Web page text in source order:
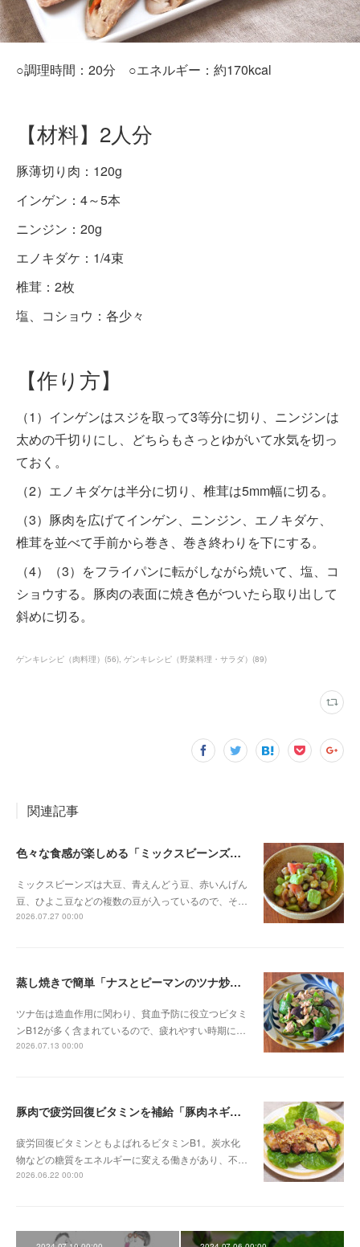
○調理時間：20分 ○エネルギー：約170kcal
【材料】2人分
豚薄切り肉：120g
インゲン：4～5本
ニンジン：20g
エノキダケ：1/4束
椎茸：2枚
塩、コショウ：各少々
【作り方】
（1）インゲンはスジを取って3等分に切り、ニンジンは
太めの千切りにし、どちらもさっとゆがいて水気を切っ
ておく。
（2）エノキダケは半分に切り、椎茸は5mm幅に切る。
（3）豚肉を広げてインゲン、ニンジン、エノキダケ、
椎茸を並べて手前から巻き、巻き終わりを下にする。
（4）（3）をフライパンに転がしながら焼いて、塩、コ
ショウする。豚肉の表面に焼き色がついたら取り出して
斜めに切る。
ゲンキレシピ（肉料理） (56) ゲンキレシピ（野菜料理・サラダ） (89)
関連記事
色々な食感が楽しめる「ミックスビーンズとアボカドのサラダ」
ミックスビーンズは大豆、青えんどう豆、赤いんげん
豆、ひよこ豆などの複数の豆が入っているので、そ…
2026.07.27 00:00
蒸し焼きで簡単「ナスとピーマンのツナ炒め」
ツナ缶は造血作用に関わり、貧血予防に役立つビタミ
ンB12が多く含まれているので、疲れやすい時期に…
2026.07.13 00:00
豚肉で疲労回復ビタミンを補給「豚肉ネギソース」
疲労回復ビタミンともよばれるビタミンB1。炭水化
物などの糖質をエネルギーに変える働きがあり、不…
2026.06.22 00:00